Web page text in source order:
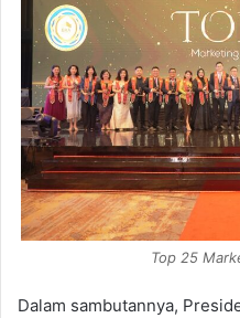
Top 25
Dalam sambutannya,